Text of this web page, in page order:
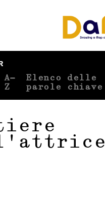
A-
Z
Elenco delle
parole chiave